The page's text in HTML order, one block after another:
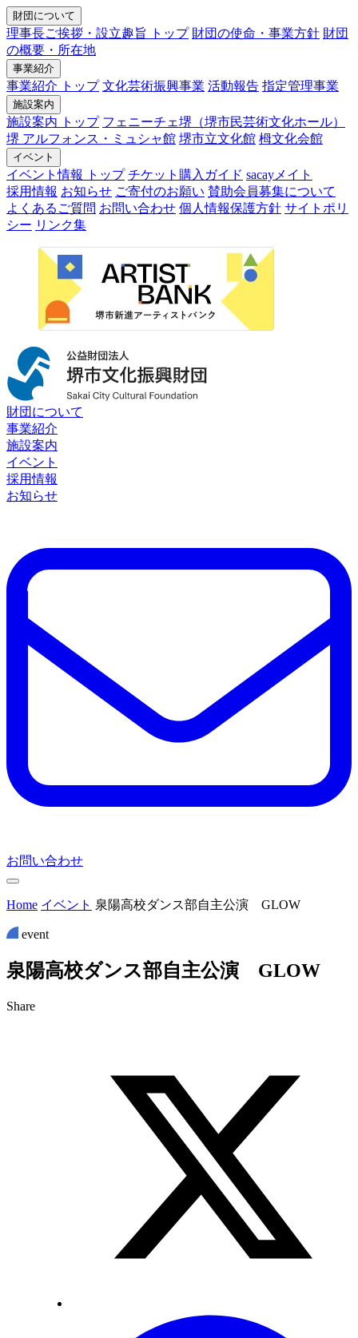
財団について
理事長ご挨拶・設立趣旨 トップ 財団の使命・事業方針 財団
の概要・所在地
事業紹介
事業紹介 トップ 文化芸術振興事業 活動報告 指定管理事業
施設案内
施設案内 トップ フェニーチェ堺（堺市民芸術文化ホール）
堺 アルフォンス・ミュシャ館 堺市立文化館 栂文化会館
イベント
イベント情報 トップ チケット購入ガイド sacayメイト
採用情報 お知らせ ご寄付のお願い 賛助会員募集について
よくあるご質問 お問い合わせ 個人情報保護方針 サイトポリ
シー リンク集
財団について
事業紹介
施設案内
イベント
採用情報
お知らせ
お問い合わせ
Home イベント 泉陽高校ダンス部自主公演 GLOW
event
泉陽高校ダンス部自主公演 GLOW
Share